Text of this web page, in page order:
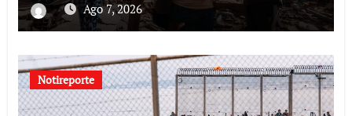
Ago 7, 2026
Notireporte